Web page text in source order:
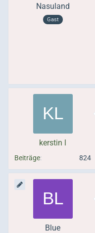
Nasuland
Gast
kerstin l
Beiträge 824
Blue